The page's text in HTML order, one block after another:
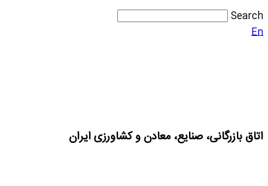
Search
En
اتاق بازرگانی، صنایع، معادن و کشاورزی ایران